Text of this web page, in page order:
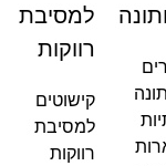
למסיבת
רווקות
קישוטים
למסיבת
רווקות